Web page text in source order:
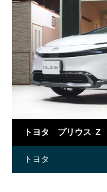
トヨタ プリウス Z
トヨタ